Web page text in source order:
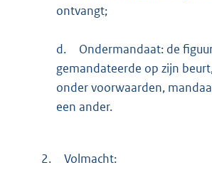
ontvangt;
d.
Ondermandaat: de
gemandateerde op zijn
onder voorwaarden,
een ander.
2. Volmacht: